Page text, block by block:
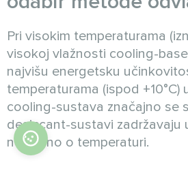
Pri visokim temperaturama
visokoj vlažnosti cooling-
najvišu energetsku
temperaturama (ispod
cooling-sustava značajno se
desiccant-sustavi zadržavaju
neovisno o temperaturi.